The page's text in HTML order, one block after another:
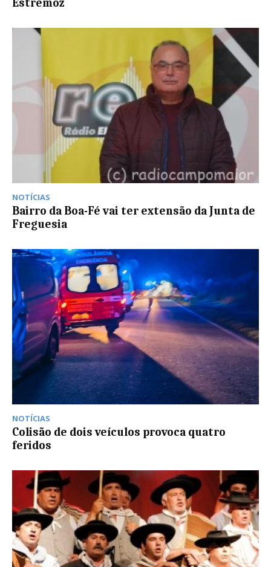
Estremoz
NOTÍCIAS
Bairro da Boa-Fé vai ter extensão da Junta de
Freguesia
NOTÍCIAS
Colisão de dois veículos provoca quatro
feridos